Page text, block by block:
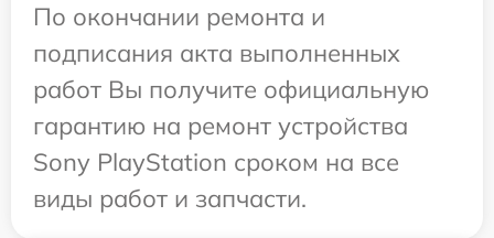
По окончании ремонта и
подписания акта выполненных
работ Вы получите официальную
гарантию на ремонт устройства
Sony PlayStation сроком на все
виды работ и запчасти.